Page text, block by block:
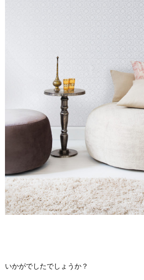
いかがでしたでしょうか？